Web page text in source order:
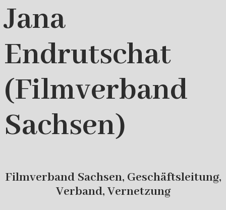
Jana
Endrutschat
(Filmverband
Sachsen)
Filmverband Sachsen, Geschäftsleitung,
Verband, Vernetzung